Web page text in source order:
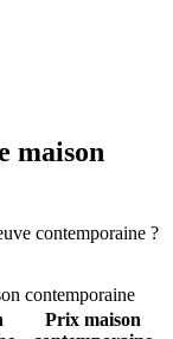
maison
contemporaine ?
contemporaine
Prix maison